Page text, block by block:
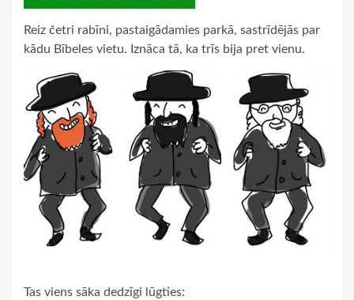
Reiz četri rabīni, pastaigādamies parkā, sastrīdējās par
kādu Bībeles vietu. Iznāca tā, ka trīs bija pret vienu.
Tas viens sāka dedzīgi lūgties: